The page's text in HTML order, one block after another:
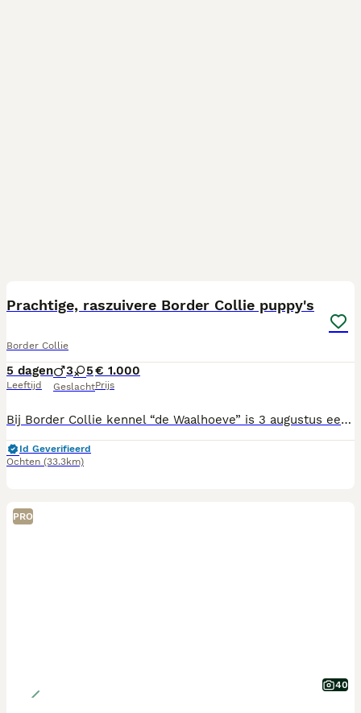
Prachtige, raszuivere Border Collie puppy's
Border Collie
5 dagen
Leeftijd
3 5
Geslacht
€ 1.000
Prijs
Bij Border Collie kennel “de Waalhoeve” is 3 augustus een prachtig nestje raszuivere Border Collie pups geboren. Ze worden met liefde en aandacht verzorgd en mogen op de leeftijd van 8 weken naar hun nieuwe baasje. Ze zijn dan regelmatig ontwormd, volledig door de dierenarts nagekeken op gezondheid, ingeënt, gechipt, geregistreerd en krijgen een Europees paspoort mee, ook een puppypakketje. Puppy’s worden goed gesocialiseerd, worden geknuffeld door kleine kinderen en komen in aanraking met andere huisdieren, zoals kippen en schapen. Het liefste wat onze Borders doen is hun baasje helpen bij de verzorging van zijn schapen, maar zijn ook in huis gezellige gezinshonden. Het leven en de gezondheid kunnen wij niet geven, maar dankbaar uit de hand van onze Schepper ontvangen; wel geven wij een jaar schriftelijke garantie op onze pups. Foto 3 en 5 is de moeder (haar vader, grootmoeder grootvader i.b.v.stamboom), Foto 4 is de vader (i.b.v. stamboom) U kunt ons bellen tussen 9.00 - 21.00 uur, liever niet op zondag (ook geen bezoek). Tel. 06-83 38 06 91 of email: adam@kliksafe.nl
Id Geverifieerd
Ochten (33.3km)
PRO
40